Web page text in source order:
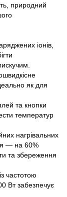
природний
іонів,
як для
та кнопки
температур
нагрівальних
— на 60%
та збереження
частотою
Вт забезпечує